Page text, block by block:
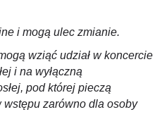
i mogą ulec zmianie.
wziąć udział w koncercie
i na wyłączną
pod której pieczą
zarówno dla osoby